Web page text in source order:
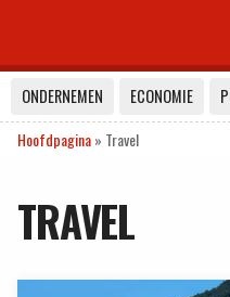
ONDERNEMEN ECONOMIE
Hoofdpagina» Travel
TRAVEL